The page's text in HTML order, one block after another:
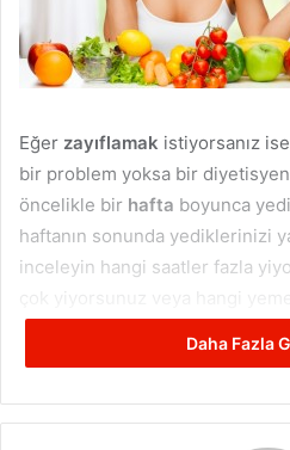
Eğer zayıflamak istiyorsanız
bir problem yoksa bir
öncelikle bir hafta boyunca
haftanın sonunda yediklerinizi
inceleyin hangi saatler fazla
çok yiyorsunuz veya hangi
ağır. Bunlara göre bir düzeltme
Yemeklerinizedaha az yağ
Daha Fazla